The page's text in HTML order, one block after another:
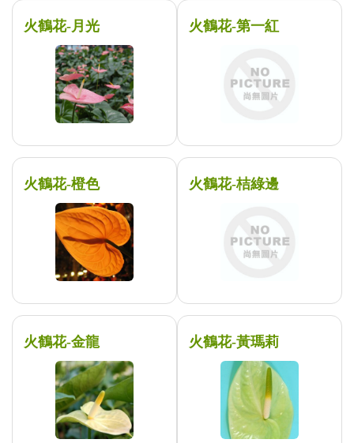
火鶴花-月光 火鶴花-第一紅
火鶴花-橙色 火鶴花-桔綠邊
火鶴花-金龍 火鶴花-黃瑪莉